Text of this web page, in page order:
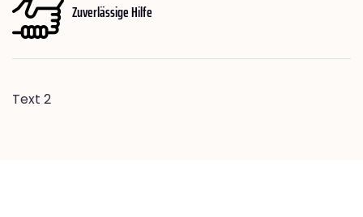
Zuverlässige Hilfe
Text 2